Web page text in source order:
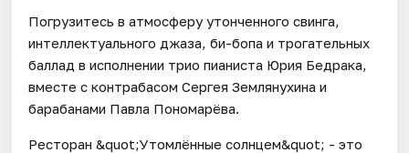
Погрузитесь в атмосферу утонченного свинга,
интеллектуального джаза, би-бопа и трогательных
баллад в исполнении трио пианиста Юрия Бедрака,
вместе с контрабасом Сергея Землянухина и
барабанами Павла Пономарёва.
Ресторан &quot;Утомлённые солнцем&quot; - это